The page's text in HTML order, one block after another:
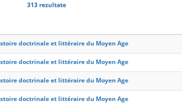
313 rezultate
doctrinale et littéraire du Moyen Age
doctrinale et littéraire du Moyen Age
doctrinale et littéraire du Moyen Age
doctrinale et littéraire du Moyen Age